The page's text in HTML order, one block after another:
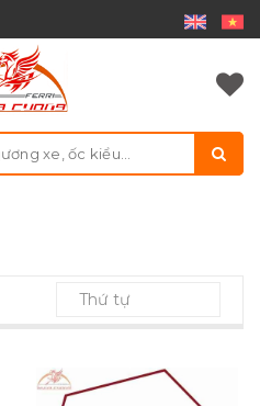
Thứ tự